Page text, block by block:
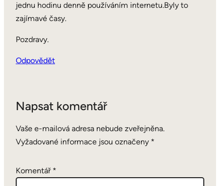
jednu hodinu denně používáním internetu.Byly to
zajímavé časy.
Pozdravy.
Odpovědět
Napsat komentář
Vaše e-mailová adresa nebude zveřejněna.
Vyžadované informace jsou označeny *
Komentář *